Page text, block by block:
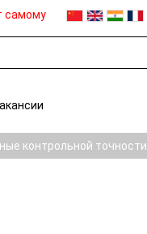
самому
контрольной точности